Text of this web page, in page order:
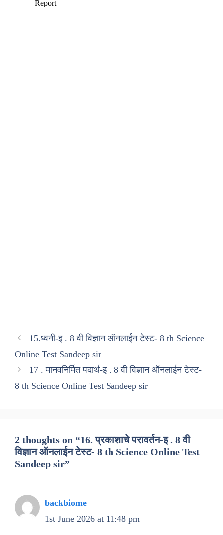
15.ध्वनी-इ . 8 वी विज्ञान ऑनलाईन टेस्ट- 8 th Science
Online Test Sandeep sir
17 . मानवनिर्मित पदार्थ-इ . 8 वी विज्ञान ऑनलाईन टेस्ट-
8 th Science Online Test Sandeep sir
2 thoughts on “16. प्रकाशाचे परावर्तन-इ . 8 वी
विज्ञान ऑनलाईन टेस्ट- 8 th Science Online Test
Sandeep sir”
backbiome
1st June 2026 at 11:48 pm